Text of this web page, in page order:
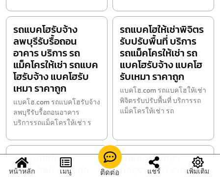
รถแบคโฮรับจ้าง
ลพบุรีรับรื้อถอน
อาคาร บริการ รถ
แม็คโครให้เช่า รถแบค
โฮรับจ้าง แบคโฮรับ
เหมา ราคาถูก
แบคโฮ.com รถแบคโฮรับจ้าง
ลพบุรีรับรื้อถอนอาคาร
บริการรถแม็คโครให้เช่า ร
รถแบคโฮให้เช่าพิจิตร
รับปรับพื้นที่ บริการ
รถแม็คโครให้เช่า รถ
แบคโฮรับจ้าง แบคโฮ
รับเหมา ราคาถูก
แบคโฮ.com รถแบคโฮให้เช่า
พิจิตรรับปรับพื้นที่ บริการรถ
แม็คโครให้เช่า รถ
รถแบคโฮให้เช่า
เจริญศิลป์ ราคาถูก
รถแบคโฮให้เช่า
นครราชสีมา ราคาถูก
หน้าหลัก เมนู ติดต่อ แชร์ เพิ่มเติม